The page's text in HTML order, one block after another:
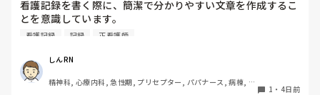
看護記録を書く際に、簡潔で分かりやすい文章を作成するこ
とを意識しています。
しかし忙しい日は、必要な情報を漏れなく記録することとの
皆さんは看護記録を効率よく作成するために工夫しているこ
とはありますか。
看護記録 記録 正看護師
しんRN
精神科, 心療内科, 急性期, プリセプター, パパナース, 病棟, 老
1 ・ 4日前